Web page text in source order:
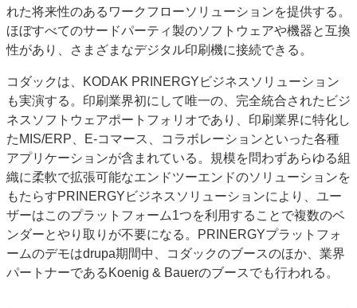
れた将来性のあるワークフローソリューションを提供する。
ほぼすべてのサードパーティ製のソフトウェアや機器と互換
性があり、さまざまなデジタル印刷機に接続できる。
コダックは、KODAK PRINERGYビジネスソリューション
も実演する。印刷業界初にして唯一の、完全統合されたビジ
ネスソフトウェアポートフォリオであり、印刷業界に特化し
たMIS/ERP、E-コマース、コラボレーションといった各種
アプリケーションが含まれている。規模を問わずあらゆる組
織に柔軟で拡張可能なエンドツーエンドのソリューションを
もたらすPRINERGYビジネスソリューションにより、ユー
ザーはこのプラットフォーム1つを利用することで複数のベ
ンダーとやり取りが不要になる。PRINERGYプラットフォ
ームのデモはdrupa期間中、コダックのブースのほか、業界
パートナーであるKoenig & Bauerのブースでも行われる。